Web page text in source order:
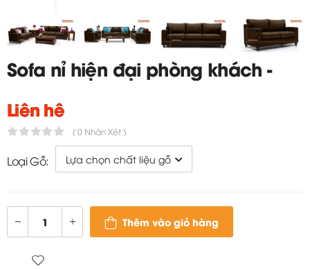
Sofa nỉ hiện đại phòng khách -
Liên hệ
( 0 Nhận Xét )
Loại Gỗ:
Thêm vào giỏ hàng